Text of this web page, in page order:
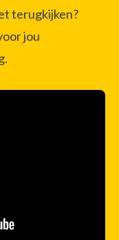
terugkijken?
jou